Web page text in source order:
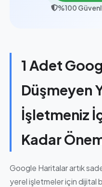
%100
1 Adet
Düşmeyen
İşletmeniz
Kadar
Google Haritalar artık
yerel işletmeler için dijital